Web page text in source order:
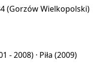
(Gorzów Wielkopolski)
- 2008) · Piła (2009)